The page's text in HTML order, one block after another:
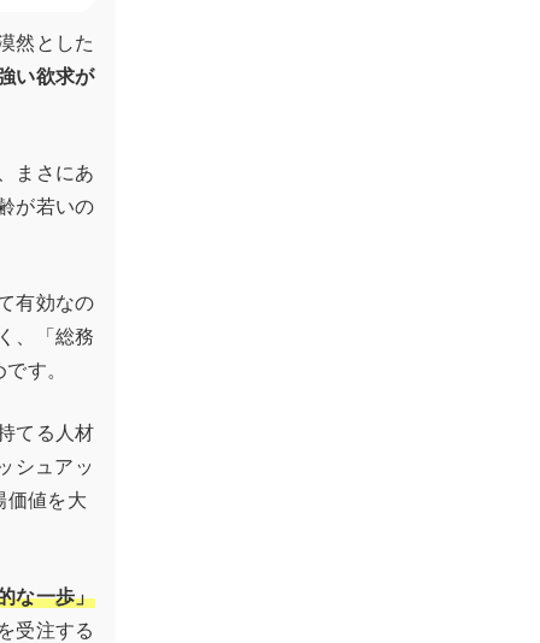
然とした
い欲求が
まさにあ
が若いの
有効なの
、「総務
す。
てる人材
シュアッ
価値を大
な一歩」
受注する